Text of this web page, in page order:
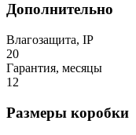
Дополнительно
Влагозащита, IP
20
Гарантия, месяцы
12
Размеры коробки